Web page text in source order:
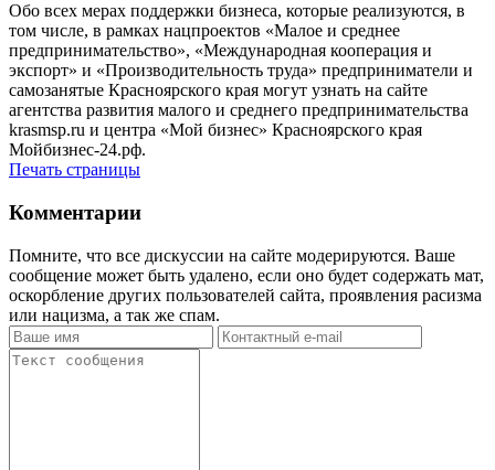
Обо всех мерах поддержки бизнеса, которые реализуются, в
том числе, в рамках нацпроектов «Малое и среднее
предпринимательство», «Международная кооперация и
экспорт» и «Производительность труда» предприниматели и
самозанятые Красноярского края могут узнать на сайте
агентства развития малого и среднего предпринимательства
krasmsp.ru и центра «Мой бизнес» Красноярского края
Мойбизнес-24.рф.
Печать страницы
Комментарии
Помните, что все дискуссии на сайте модерируются. Ваше
сообщение может быть удалено, если оно будет содержать мат,
оскорбление других пользователей сайта, проявления расизма
или нацизма, а так же спам.